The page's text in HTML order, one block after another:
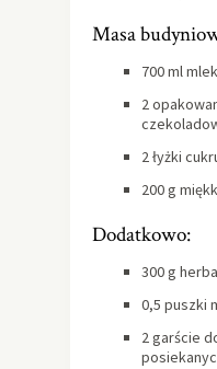
Masa
700 ml
2
2 łyżki
200 g
Dodatkowo:
300 g
0,5 puszki
2 garście